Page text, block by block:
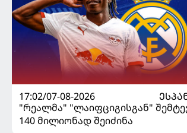
17:02/07-08-2026
"რეალმა" "ლაიფციგისგან"
140 მილიონად შეიძინა